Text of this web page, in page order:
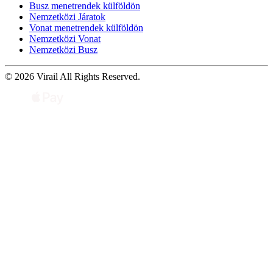
Busz menetrendek külföldön
Nemzetközi Járatok
Vonat menetrendek külföldön
Nemzetközi Vonat
Nemzetközi Busz
© 2026 Virail All Rights Reserved.